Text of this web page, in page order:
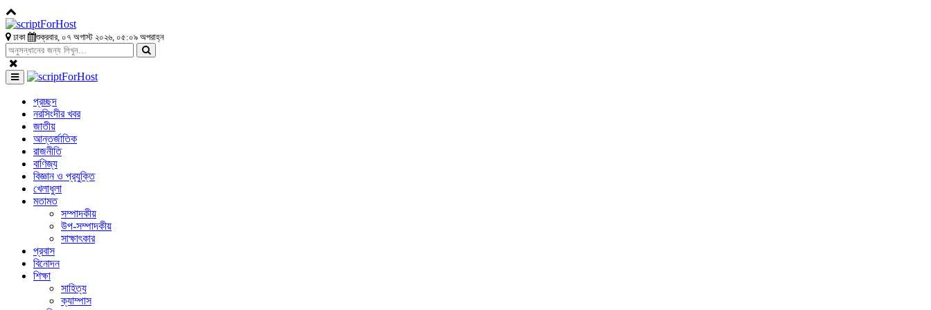
ঢাকা শুক্রবার, ০৭ অগাস্ট ২০২৬, ০৫:০৯ অপরাহ্ন
প্রচ্ছদ
নরসিংদীর খবর
জাতীয়
আন্তর্জাতিক
রাজনীতি
বাণিজ্য
বিজ্ঞান ও প্রযুক্তি
খেলাধুলা
মতামত
সম্পাদকীয়
উপ-সম্পাদকীয়
সাক্ষাৎকার
প্রবাস
বিনোদন
শিক্ষা
সাহিত্য
ক্যাম্পাস